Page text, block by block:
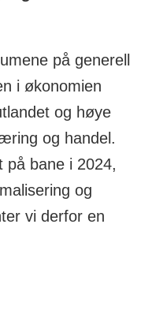
på generell
i økonomien
og høye
og handel.
på bane i 2024,
og
vi derfor en